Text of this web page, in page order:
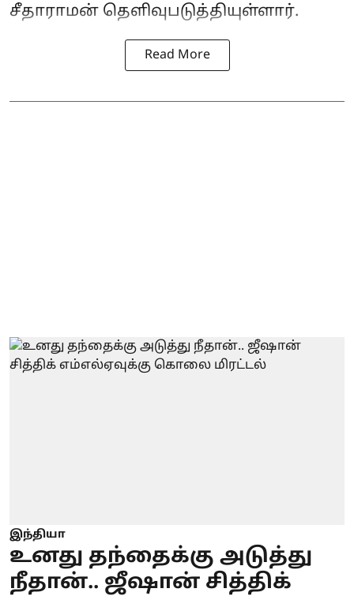
சீதாராமன் தெளிவுபடுத்தியுள்ளார்.
Read More
இந்தியா
உனது தந்தைக்கு அடுத்து
நீதான்.. ஜீஷான் சித்திக்